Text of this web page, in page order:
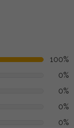
100%
0%
0%
0%
0%